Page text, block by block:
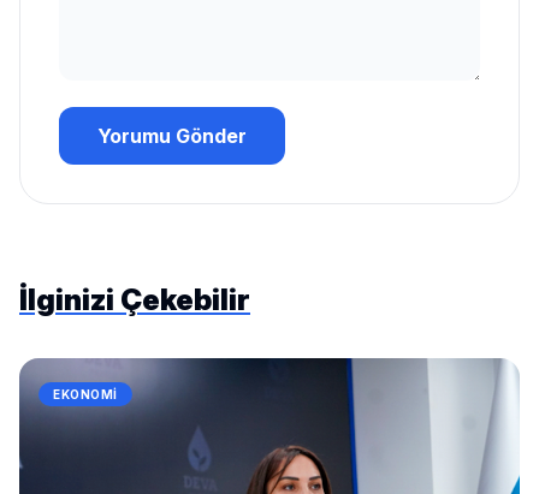
Yorumu Gönder
İlginizi Çekebilir
EKONOMI